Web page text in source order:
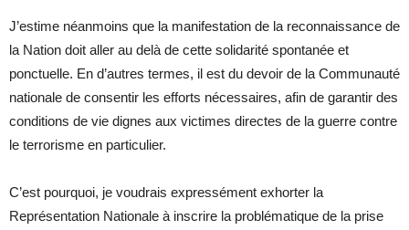
J’estime néanmoins que la manifestation de la reconnaissance de
la Nation doit aller au delà de cette solidarité spontanée et
ponctuelle. En d’autres termes, il est du devoir de la Communauté
nationale de consentir les efforts nécessaires, afin de garantir des
conditions de vie dignes aux victimes directes de la guerre contre
le terrorisme en particulier.
C’est pourquoi, je voudrais expressément exhorter la
Représentation Nationale à inscrire la problématique de la prise